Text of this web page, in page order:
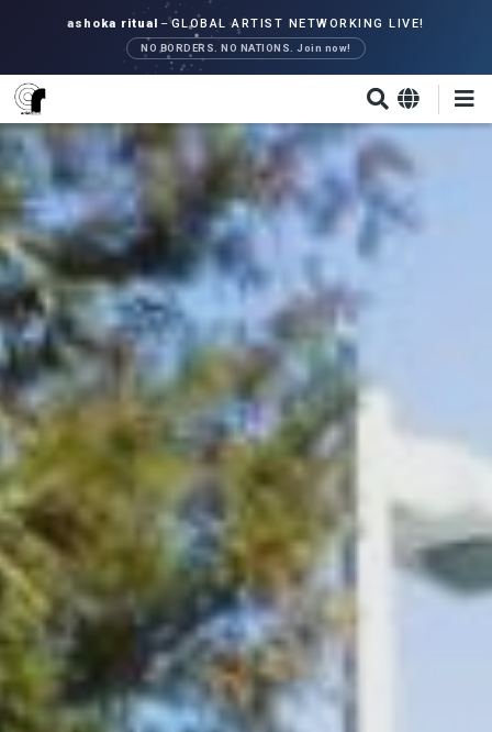
zum
Inhalt
ashoka ritual –GLOBAL ARTIST NETWORKING LIVE!
NO BORDERS. NO NATIONS. Join now!